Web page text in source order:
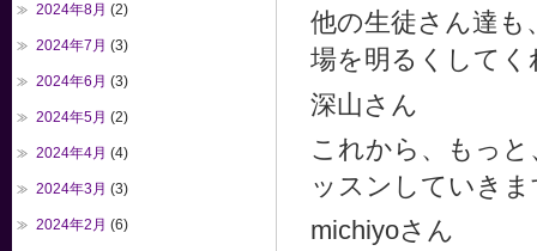
他の生徒さん達
場を明るくしてく
深山さん
これから、もっ
ッスンしていきま
michiyoさん
2024年8月 (2)
2024年7月 (3)
2024年6月 (3)
2024年5月 (2)
2024年4月 (4)
2024年3月 (3)
2024年2月 (6)